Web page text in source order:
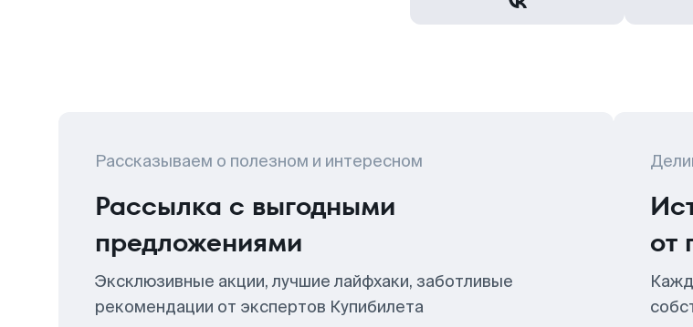
Рассказываем о полезном и интересном
Рассылка с выгодными
предложениями
Эксклюзивные акции, лучшие лайфхаки, заботливые
рекомендации от экспертов Купибилета
от